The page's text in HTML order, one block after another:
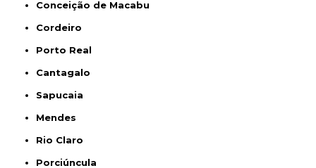
Conceição de Macabu
Cordeiro
Porto Real
Cantagalo
Sapucaia
Mendes
Rio Claro
Porciúncula